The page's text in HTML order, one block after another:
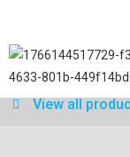
View all